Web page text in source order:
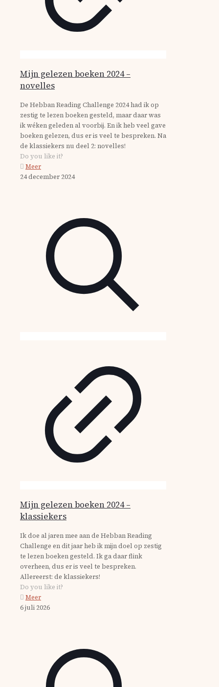
Mijn gelezen boeken 2024 –
novelles
De Hebban Reading Challenge 2024 had ik op
zestig te lezen boeken gesteld, maar daar was
ik wéken geleden al voorbij. En ik heb veel gave
boeken gelezen, dus er is veel te bespreken. Na
de klassiekers nu deel 2: novelles!
Do you like it?
Meer
24 december 2024
Mijn gelezen boeken 2024 –
klassiekers
Ik doe al jaren mee aan de Hebban Reading
Challenge en dit jaar heb ik mijn doel op zestig
te lezen boeken gesteld. Ik ga daar flink
overheen, dus er is veel te bespreken.
Allereerst: de klassiekers!
Do you like it?
Meer
6 juli 2026